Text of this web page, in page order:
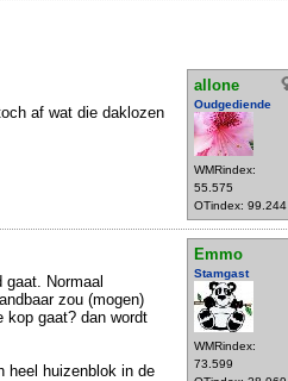
allone
Oudgediende
WMRindex:
55.575
OTindex: 99.244
af wat die daklozen
Emmo
Stamgast
WMRindex:
73.599
gaat. Normaal
zou (mogen)
kop gaat? dan wordt
heel huizenblok in de